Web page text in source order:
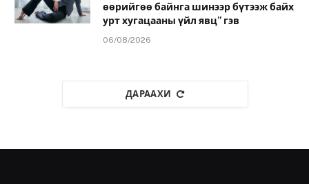
өөрийгөө байнга шинээр бүтээж байх
урт хугацааны үйл явц” гэв
06/08/2026
ДАРААХИ